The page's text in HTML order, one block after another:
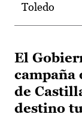
Toledo
El
campaña
de
destino